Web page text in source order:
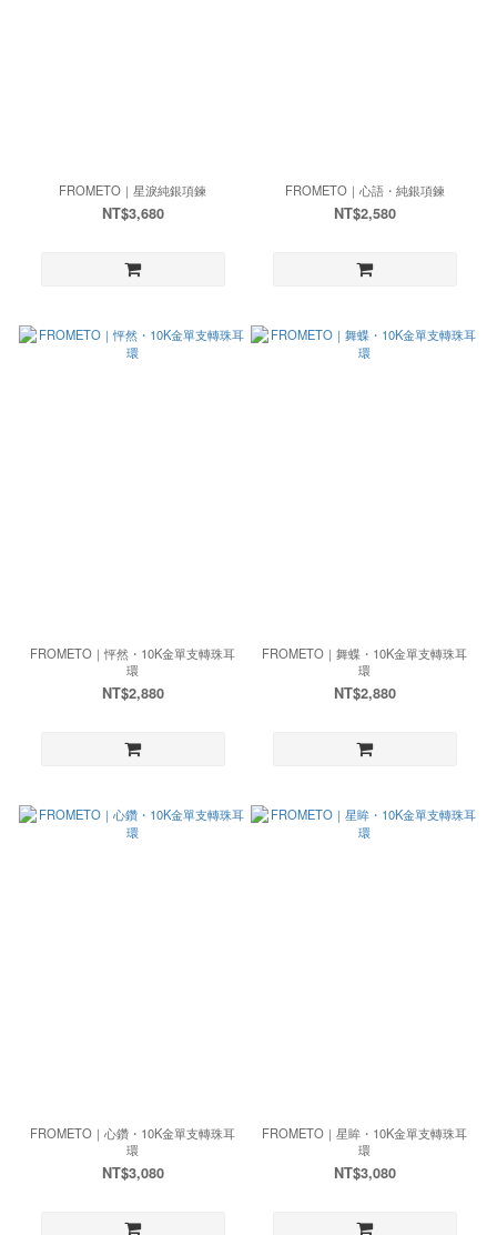
FROMETO｜星淚純銀項鍊
NT$3,680
FROMETO｜心語・純銀項鍊
NT$2,580
FROMETO｜怦然・10K金單支轉珠耳
環
NT$2,880
FROMETO｜舞蝶・10K金單支轉珠耳
環
NT$2,880
FROMETO｜心鑽・10K金單支轉珠耳
環
NT$3,080
FROMETO｜星眸・10K金單支轉珠耳
環
NT$3,080